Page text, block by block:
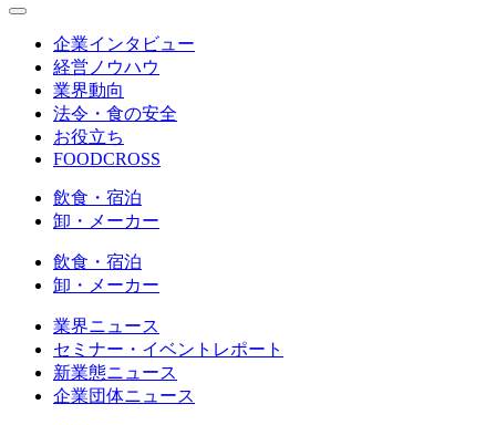
企業インタビュー
経営ノウハウ
業界動向
法令・食の安全
お役立ち
FOODCROSS
飲食・宿泊
卸・メーカー
飲食・宿泊
卸・メーカー
業界ニュース
セミナー・イベントレポート
新業態ニュース
企業団体ニュース